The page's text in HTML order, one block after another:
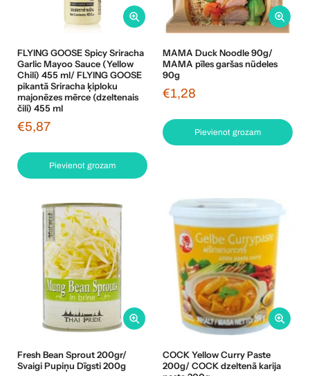
FLYING GOOSE Spicy Sriracha
Garlic Mayoo Sauce (Yellow
Chili) 455 ml/ FLYING GOOSE
pikantā Sriracha ķiploku
majonēzes mērce (dzeltenais
čili) 455 ml
€5,87
Pievienot grozam
MAMA Duck Noodle 90g/
MAMA pīles garšas nūdeles
90g
€1,28
Pievienot grozam
Fresh Bean Sprout 200gr/
Svaigi Pupiņu Dīgsti 200g
COCK Yellow Curry Paste
200g/ COCK dzeltenā karija